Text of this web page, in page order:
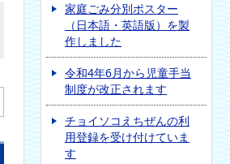
家庭ごみ分別ポスター
（日本語・英語版）を製
作しました
令和4年6月から児童手当
制度が改正されます
チョイソコえちぜんの利
用登録を受け付けていま
す